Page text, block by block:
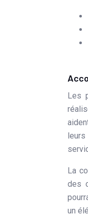
Les
La
des
un